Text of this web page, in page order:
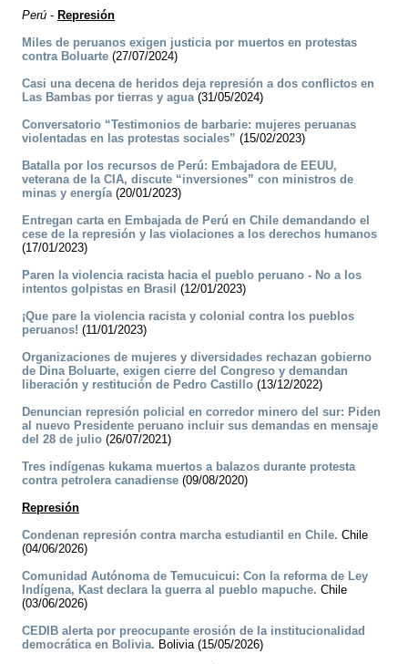
Perú - Represión
Miles de peruanos exigen justicia por muertos en protestas
contra Boluarte (27/07/2024)
Casi una decena de heridos deja represión a dos conflictos en
Las Bambas por tierras y agua(31/05/2024)
Conversatorio “Testimonios de barbarie: mujeres peruanas
violentadas en las protestas sociales” (15/02/2023)
Batalla por los recursos de Perú: Embajadora de EEUU,
veterana de la CIA, discute “inversiones” con ministros de
minas y energía(20/01/2023)
Entregan carta en Embajada de Perú en Chile demandando el
cese de la represión y las violaciones a los derechos humanos
(17/01/2023)
Paren la violencia racista hacia el pueblo peruano - No a los
intentos golpistas en Brasil (12/01/2023)
¡Que pare la violencia racista y colonial contra los pueblos
peruanos! (11/01/2023)
Organizaciones de mujeres y diversidades rechazan gobierno
de Dina Boluarte, exigen cierre del Congreso y demandan
liberación y restitución de Pedro Castillo (13/12/2022)
Denuncian represión policial en corredor minero del sur: Piden
al nuevo Presidente peruano incluir sus demandas en mensaje
del 28 de julio (26/07/2021)
Tres indígenas kukama muertos a balazos durante protesta
contra petrolera canadiense (09/08/2020)
Represión
Condenan represión contra marcha estudiantil en Chile. Chile
(04/06/2026)
Comunidad Autónoma de Temucuicui: Con la reforma de Ley
Indígena, Kast declara la guerra al pueblo mapuche. Chile
(03/06/2026)
CEDIB alerta por preocupante erosión de la institucionalidad
democrática en Bolivia. Bolivia (15/05/2026)